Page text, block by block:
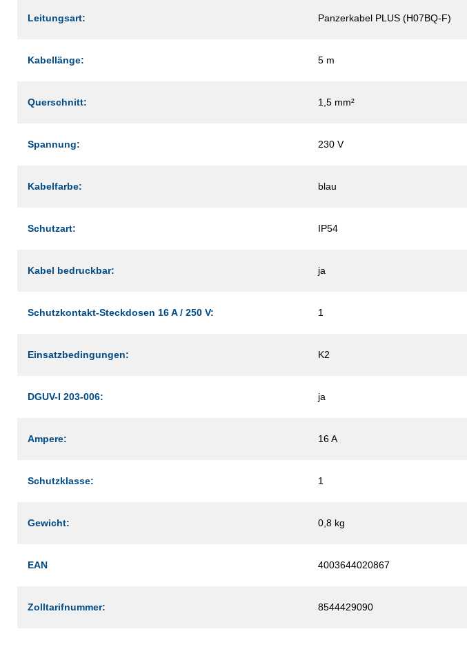
Leitungsart: Panzerkabel PLUS (H07BQ-F)
Kabellänge: 5 m
Querschnitt: 1,5 mm²
Spannung: 230 V
Kabelfarbe: blau
Schutzart: IP54
Kabel bedruckbar: ja
Schutzkontakt-Steckdosen 16 A / 250 V: 1
Einsatzbedingungen: K2
DGUV-I 203-006: ja
Ampere: 16 A
Schutzklasse: 1
Gewicht: 0,8 kg
EAN 4003644020867
Zolltarifnummer: 8544429090